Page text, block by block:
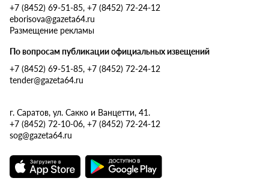
+7 (8452) 69-51-85, +7 (8452) 72-24-12
eborisova@gazeta64.ru
Размещение рекламы
По вопросам публикации официальных извещений
+7 (8452) 69-51-85, +7 (8452) 72-24-12
tender@gazeta64.ru
г. Саратов, ул. Сакко и Ванцетти, 41.
+7 (8452) 72-10-06, +7 (8452) 72-24-12
sog@gazeta64.ru